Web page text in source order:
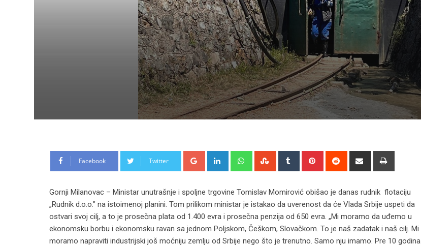
Facebook Twitter Google+ LinkedIn WhatsappStumbleUpon
Tumblr Pinterest Reddit
Share
Gornji Milanovac – Ministar unutrašnje i spoljne trgovine Tomislav Momirović obišao je danas rudnik flotaciju
„Rudnik d.o.o.” na istoimenoj planini. Tom prilikom ministar je istakao da uverenost da će Vlada Srbije uspeti da
ostvari svoj cilj, a to je prosečna plata od 1.400 evra i prosečna penzija od 650 evra. „Mi moramo da uđemo u
ekonomsku borbu i ekonomsku ravan sa jednom Poljskom, Češkom, Slovačkom. To je naš zadatak i naš cilj. Mi
moramo napraviti industrijski još moćniju zemlju od Srbije nego što je trenutno. Samo nju imamo. Pre 10 godina